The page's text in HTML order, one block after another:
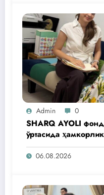
Admin 0
SHARQ AYOLI
ўртасида
06.08.2026